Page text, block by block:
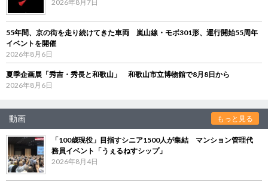
2026年8月7日
55年間、京の街を走り続けてきた車両 嵐山線・モボ301形、運行開始55周年
イベントを開催
2026年8月6日
夏季企画展「秀吉・秀長と和歌山」 和歌山市立博物館で8月8日から
2026年8月6日
動画 もっと見る
「100歳現役」目指すシニア1500人が集結 マンション管理代
務員イベント「うぇるねすシップ」
2026年8月4日